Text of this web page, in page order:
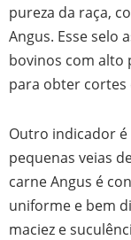
pureza da raça,
Angus. Esse selo
bovinos com alto
para obter cortes
Outro indicador
pequenas veias
carne Angus é
uniforme e bem
maciez e